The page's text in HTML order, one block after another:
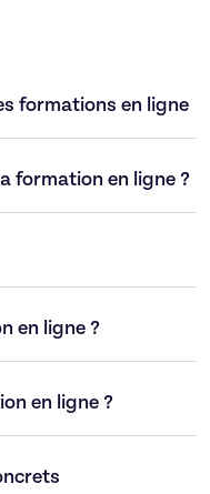
formations en ligne
formation en ligne ?
en ligne ?
en ligne ?